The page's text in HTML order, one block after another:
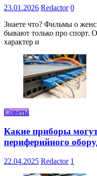
23.01.2026 Redactor 0
Знаете что? Фильмы о
бывают только про спорт.
характер и
Советы
Какие приборы могут
периферийного
22.04.2025 Redactor 1